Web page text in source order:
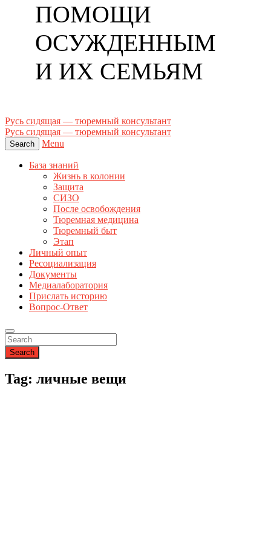
ПОМОЩИ
ОСУЖДЕННЫМ
И ИХ СЕМЬЯМ
Русь сидящая — тюремный консультант
Русь сидящая — тюремный консультант
Search Menu
База знаний
Жизнь в колонии
Защита
СИЗО
После освобождения
Тюремная медицина
Тюремный быт
Этап
Личный опыт
Ресоциализация
Документы
Медиалаборатория
Прислать историю
Вопрос-Ответ
Search
Tag: личные вещи